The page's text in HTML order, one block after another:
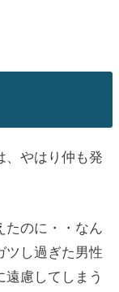
、やはり仲も発
たのに・・なん
ツし過ぎた男性
遠慮してしまう